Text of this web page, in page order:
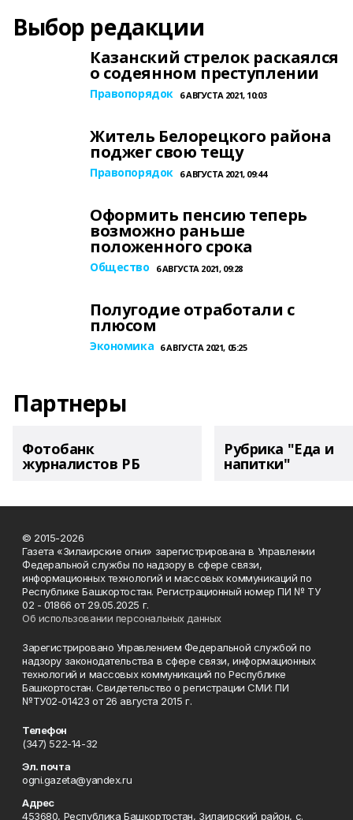
Выбор редакции
Казанский стрелок раскаялся
о содеянном преступлении
Правопорядок 6 АВГУСТА 2021, 10:03
Житель Белорецкого района
поджег свою тещу
Правопорядок 6 АВГУСТА 2021, 09:44
Оформить пенсию теперь
возможно раньше
положенного срока
Общество 6 АВГУСТА 2021, 09:28
Полугодие отработали с
плюсом
Экономика 6 АВГУСТА 2021, 05:25
Партнеры
Фотобанк
журналистов РБ
Рубрика "Еда и
напитки"
© 2015-2026
Газета «Зилаирские огни» зарегистрирована в Управлении
Федеральной службы по надзору в сфере связи,
информационных технологий и массовых коммуникаций по
Республике Башкортостан. Регистрационный номер ПИ № ТУ
02 - 01866 от 29.05.2025 г.
Об использовании персональных данных
Зарегистрировано Управлением Федеральной службой по
надзору законодательства в сфере связи, информационных
технологий и массовых коммуникаций по Республике
Башкортостан. Свидетельство о регистрации СМИ: ПИ
№ТУ02-01423 от 26 августа 2015 г.
Телефон
(347) 522-14-32
Эл. почта
ogni.gazeta@yandex.ru
Адрес
453680, Республика Башкортостан, Зилаирский район, с.